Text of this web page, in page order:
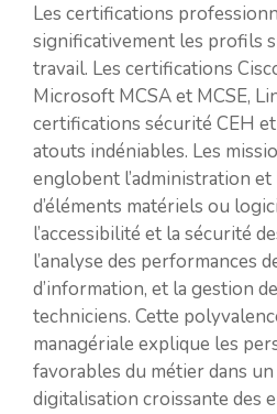
Les certifications
significativement les profils
travail. Les certifications
Microsoft MCSA et MCSE,
certifications sécurité CEH
atouts indéniables. Les
englobent l’administration
d’éléments matériels ou
l’accessibilité et la sécurité
l’analyse des performances
d’information, et la gestion
techniciens. Cette
managériale explique les
favorables du métier dans
digitalisation croissante des